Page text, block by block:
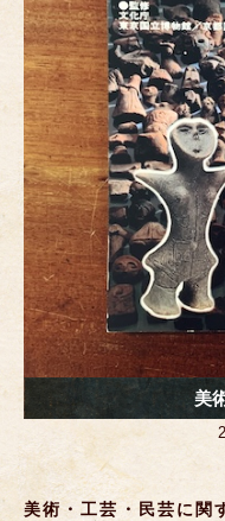
o
k
美
美術・工芸・民芸に関